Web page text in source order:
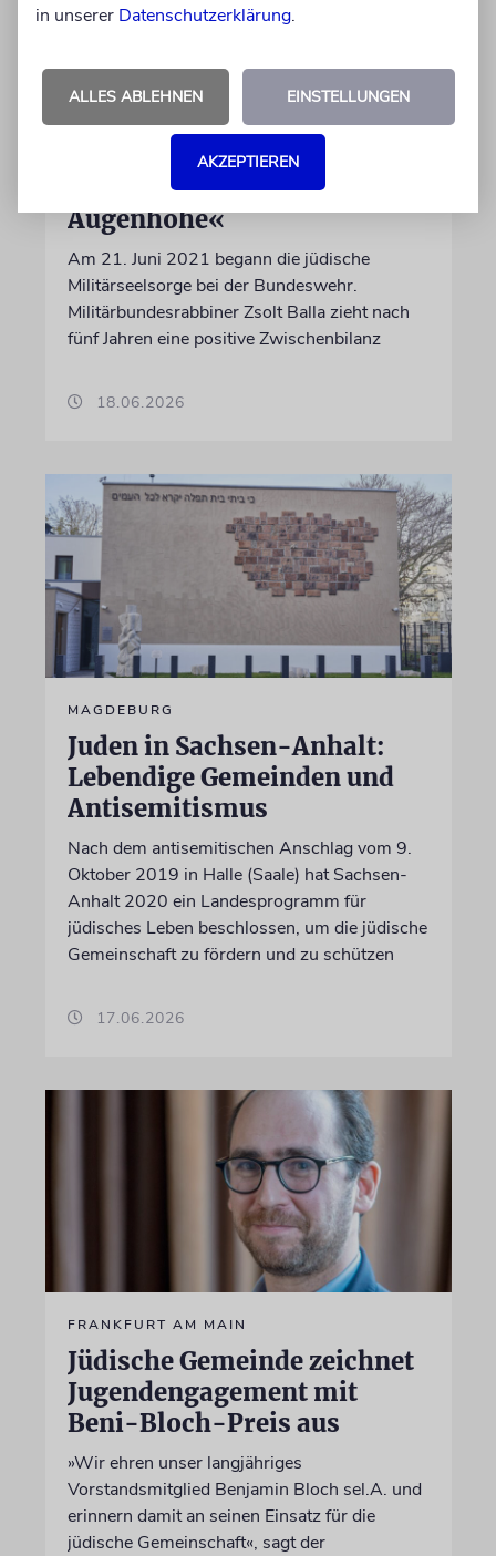
»Wir sind Partner auf
Augenhöhe«
Am 21. Juni 2021 begann die jüdische
Militärseelsorge bei der Bundeswehr.
Militärbundesrabbiner Zsolt Balla zieht nach
fünf Jahren eine positive Zwischenbilanz
18.06.2026
MAGDEBURG
Juden in Sachsen-Anhalt:
Lebendige Gemeinden und
Antisemitismus
Nach dem antisemitischen Anschlag vom 9.
Oktober 2019 in Halle (Saale) hat Sachsen-
Anhalt 2020 ein Landesprogramm für
jüdisches Leben beschlossen, um die jüdische
Gemeinschaft zu fördern und zu schützen
17.06.2026
FRANKFURT AM MAIN
Jüdische Gemeinde zeichnet
Jugendengagement mit
Beni-Bloch-Preis aus
»Wir ehren unser langjähriges
Vorstandsmitglied Benjamin Bloch sel.A. und
erinnern damit an seinen Einsatz für die
jüdische Gemeinschaft«, sagt der
in unserer Datenschutzerklärung.
ALLES ABLEHNEN EINSTELLUNGEN
AKZEPTIEREN